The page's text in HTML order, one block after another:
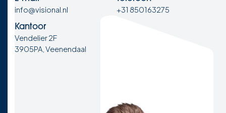
info@visional.nl +31 850163275
Kantoor
Vendelier 2F
3905PA, Veenendaal